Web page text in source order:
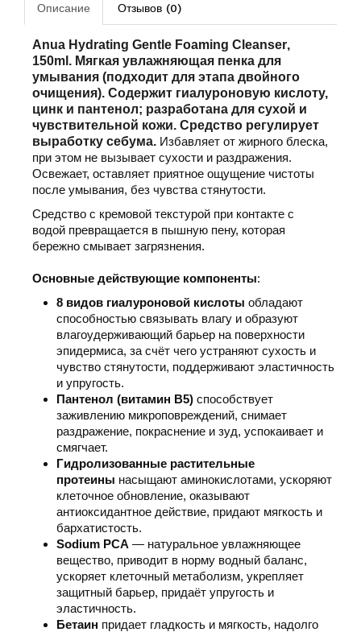
Описание Отзывов (0)
Anua Hydrating Gentle Foaming Cleanser,
150ml. Мягкая увлажняющая пенка для
умывания (подходит для этапа двойного
очищения). Содержит гиалуроновую кислоту,
цинк и пантенол; разработана для сухой и
чувствительной кожи. Средство регулирует
выработку себума. Избавляет от жирного блеска,
при этом не вызывает сухости и раздражения.
Освежает, оставляет приятное ощущение чистоты
после умывания, без чувства стянутости.
Средство с кремовой текстурой при контакте с
водой превращается в пышную пену, которая
бережно смывает загрязнения.
Основные действующие компоненты:
8 видов гиалуроновой кислоты обладают
способностью связывать влагу и образуют
влагоудерживающий барьер на поверхности
эпидермиса, за счёт чего устраняют сухость и
чувство стянутости, поддерживают эластичность
и упругость.
Пантенол (витамин B5) способствует
заживлению микроповреждений, снимает
раздражение, покраснение и зуд, успокаивает и
смягчает.
Гидролизованные растительные
протеины насыщают аминокислотами, ускоряют
клеточное обновление, оказывают
антиоксидантное действие, придают мягкость и
бархатистость.
Sodium PCA — натуральное увлажняющее
вещество, приводит в норму водный баланс,
ускоряет клеточный метаболизм, укрепляет
защитный барьер, придаёт упругость и
эластичность.
Бетаин придает гладкость и мягкость, надолго